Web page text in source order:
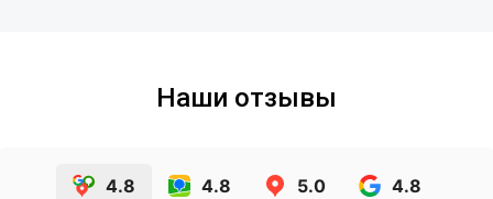
Наши отзывы
4.8 4.8 5.0 4.8